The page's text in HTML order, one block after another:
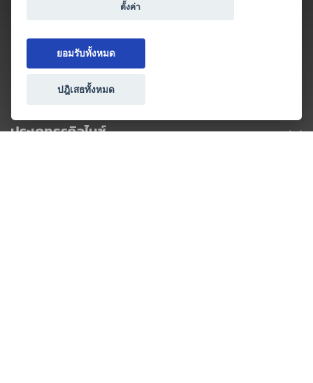
ประเภทธุรกิจไมซ์
ตั้งค่า
ยอมรับทั้งหมด
ปฎิเสธทั้งหมด